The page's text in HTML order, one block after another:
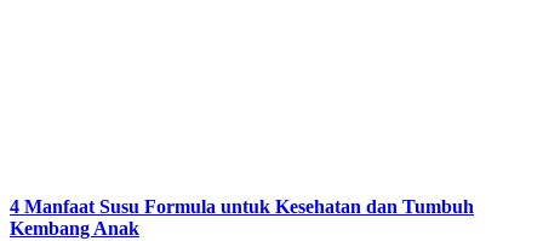
4 Manfaat Susu Formula untuk Kesehatan dan Tumbuh
Kembang Anak